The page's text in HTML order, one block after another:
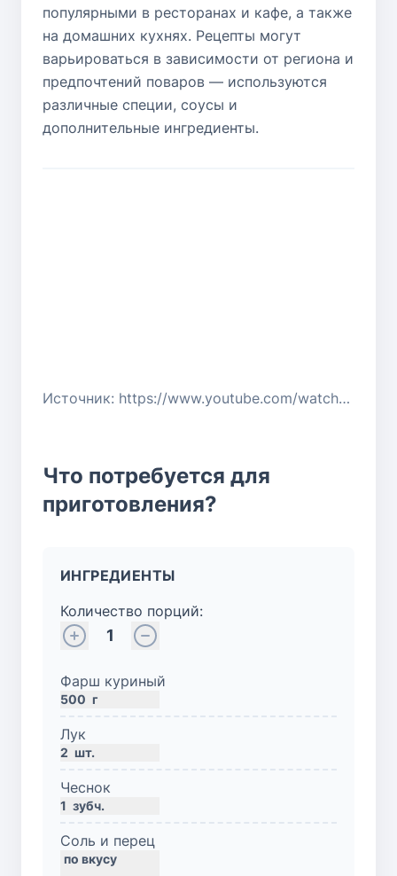
популярными в ресторанах и кафе, а также
на домашних кухнях. Рецепты могут
варьироваться в зависимости от региона и
предпочтений поваров — используются
различные специи, соусы и
дополнительные ингредиенты.
Источник: https://www.youtube.com/watch?v=V8-nupgEJ8Q
Что потребуется для
приготовления?
ИНГРЕДИЕНТЫ
Количество порций:
1
Фарш куриный
500 г
Лук
2 шт.
Чеснок
1 зубч.
Соль и перец